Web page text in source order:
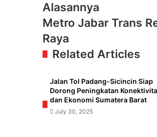
Balikpapan
Mulai
Februari
2025
Bakal
Berlakukan
Alasannya
Alasannya
Metro
Jabar
Trans
Resmi
Berikan
untuk
Wilayah
Bandung
Raya
Metro Jabar Trans
Raya
Related Articles
Jalan Tol Padang-Sicincin Siap
Dorong Peningkatan
dan Ekonomi Sumatera Barat
July 30, 2025